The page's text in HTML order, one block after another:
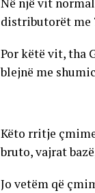
Në një vit
distributorët me
Por këtë vit, tha
blejnë me
Këto rritje
bruto, vajrat
Jo vetëm që